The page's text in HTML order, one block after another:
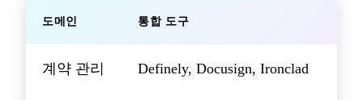
도메인 통합 도구
계약 관리 Definely, Docusign, Ironclad